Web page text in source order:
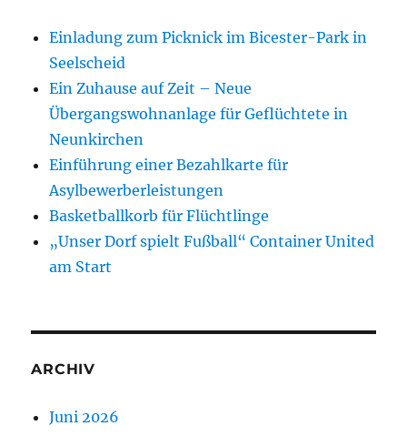
Einladung zum Picknick im Bicester-Park in
Seelscheid
Ein Zuhause auf Zeit – Neue
Übergangswohnanlage für Geflüchtete in
Neunkirchen
Einführung einer Bezahlkarte für
Asylbewerberleistungen
Basketballkorb für Flüchtlinge
„Unser Dorf spielt Fußball“ Container United
am Start
ARCHIV
Juni 2026